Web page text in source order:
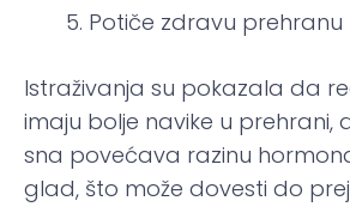
Potiče zdravu prehranu
Istraživanja su pokazala da
imaju bolje navike u prehrani,
sna povećava razinu
glad, što može dovesti do